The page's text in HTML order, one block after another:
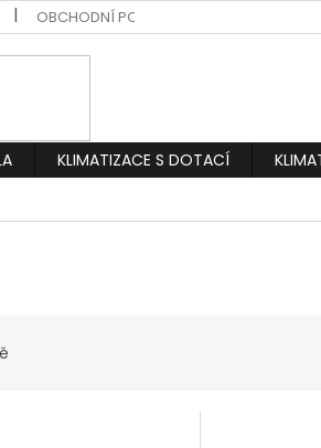
OBCHODNÍ PODMÍNKY PODMÍNKY
KLIMATIZACE S DOTACÍ